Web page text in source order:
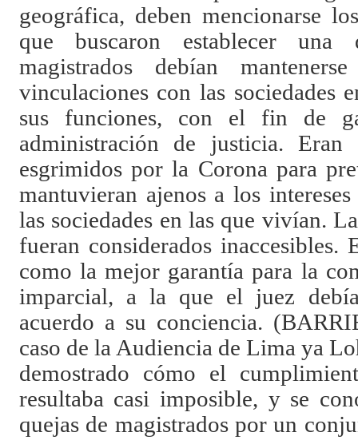
geográfica, deben mencionarse
que buscaron establecer una
magistrados debían
vinculaciones con las sociedades
sus funciones, con el fin de
administración de justicia. Eran
esgrimidos por la Corona para
mantuvieran ajenos a los
las sociedades en las que vivían.
fueran considerados inaccesibles.
como la mejor garantía para la
imparcial, a la que el juez
acuerdo a su conciencia.
caso de la Audiencia de Lima ya
demostrado cómo el
resultaba casi imposible, y se
quejas de magistrados por un